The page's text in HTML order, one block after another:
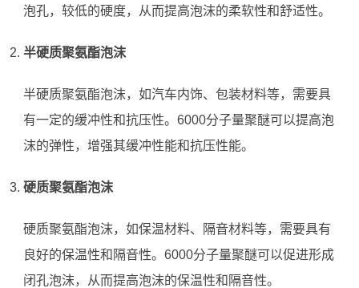
泡孔，较低的硬度，从而提高泡沫的柔软性和舒适性。
半硬质聚氨酯泡沫
半硬质聚氨酯泡沫，如汽车内饰、包装材料等，需要具
有一定的缓冲性和抗压性。6000分子量聚醚可以提高泡
沫的弹性，增强其缓冲性能和抗压性能。
硬质聚氨酯泡沫
硬质聚氨酯泡沫，如保温材料、隔音材料等，需要具有
良好的保温性和隔音性。6000分子量聚醚可以促进形成
闭孔泡沫，从而提高泡沫的保温性和隔音性。